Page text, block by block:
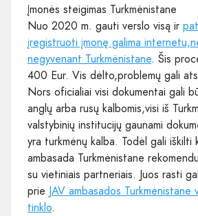
Įmonės steigimas Turkmėnistane
Nuo 2020 m. gauti verslo visą ir
įregistruoti įmonę galima
negyvenant Turkmėnistane. Šis
400 Eur. Vis dėlto,problemų gali
Nors oficialiai visi dokumentai gali
anglų arba rusų kalbomis,visi iš
valstybinių institucijų gaunami
yra turkmėnų kalba. Todėl gali iškilti
ambasada Turkmėnistane
su vietiniais partneriais. Juos rasti
prie JAV ambasados
tinklo.